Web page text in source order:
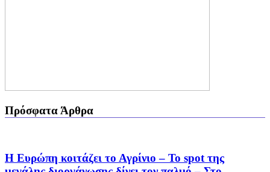
Πρόσφατα Άρθρα
Η Ευρώπη κοιτάζει το Αγρίνιο – Το spot της